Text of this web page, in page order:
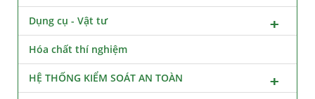
Dụng cụ - Vật tư
Hóa chất thí nghiệm
HỆ THỐNG KIỂM SOÁT AN TOÀN